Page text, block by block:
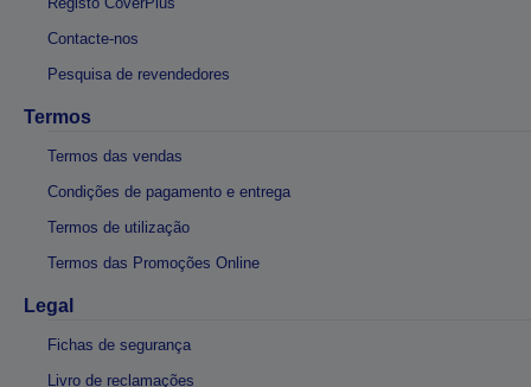
Contacte-nos
Pesquisa de revendedores
Termos
Termos das vendas
Condições de pagamento e entrega
Termos de utilização
Termos das Promoções Online
Legal
Fichas de segurança
Livro de reclamações